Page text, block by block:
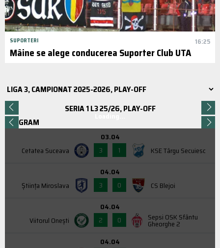
SUPORTERI 16:25
Mâine se alege conducerea Suporter Club UTA
SERIA 1 L3 25/26, PLAY-OFF
Loading...
PROGRAM
Cetatea Suceava
03.04
3
1 KSE Târgu Secuiesc
Știința Miroslava
04.04
3
0 CS Blejoi
Viitorul Onești
04.04
2
0 Sepsi OSK Sfântu
Gheorghe 2
04.04